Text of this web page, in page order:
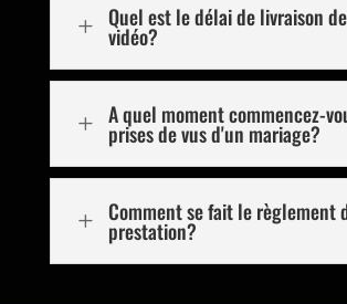
L Quel est le délai de livraison
vidéo?
L A quel moment commencez-
prises de vus d'un mariage?
L Comment se fait le règlement
prestation?